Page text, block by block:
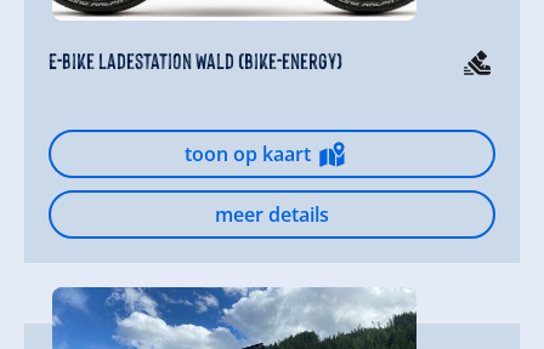
E-Bike Ladestation Wald (bike-energy)
toon op kaart
meer details